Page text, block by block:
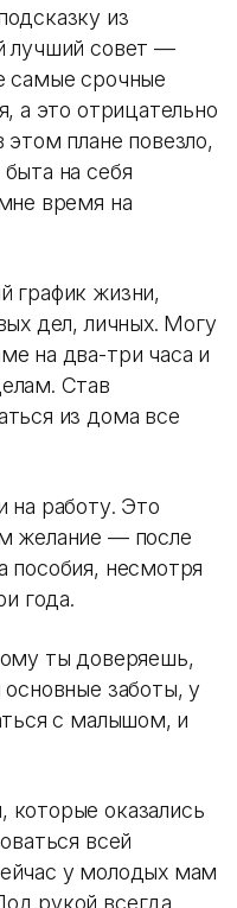
из
лучший совет —
самые срочные
а это отрицательно
плане повезло,
на себя
время на
график жизни,
дел, личных. Могу
на два-три часа и
Став
из дома все
на работу. Это
желание — после
пособия, несмотря
года.
ты доверяешь,
заботы, у
с малышом, и
оказались
всей
у молодых мам
рукой всегда